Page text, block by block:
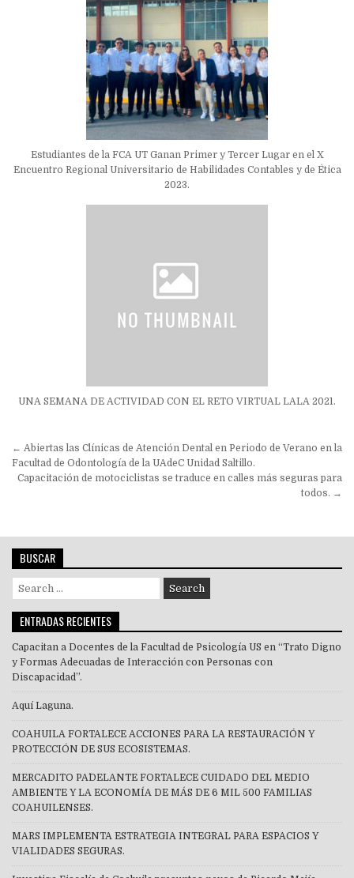
Estudiantes de la FCA UT Ganan Primer y Tercer Lugar en el X
Encuentro Regional Universitario de Habilidades Contables y de Ética
2023.
UNA SEMANA DE ACTIVIDAD CON EL RETO VIRTUAL LALA 2021.
Navegación
de
entradas
← Abiertas las Clínicas de Atención Dental en Periodo de Verano en la
Facultad de Odontología de la UAdeC Unidad Saltillo.
Capacitación de motociclistas se traduce en calles más seguras para
todos. →
BUSCAR
Search
for:
ENTRADAS RECIENTES
Capacitan a Docentes de la Facultad de Psicología US en “Trato Digno
y Formas Adecuadas de Interacción con Personas con
Discapacidad”.
Aquí Laguna.
COAHUILA FORTALECE ACCIONES PARA LA RESTAURACIÓN Y
PROTECCIÓN DE SUS ECOSISTEMAS.
MERCADITO PA´DELANTE FORTALECE CUIDADO DEL MEDIO
AMBIENTE Y LA ECONOMÍA DE MÁS DE 6 MIL 500 FAMILIAS
COAHUILENSES.
MARS IMPLEMENTA ESTRATEGIA INTEGRAL PARA ESPACIOS Y
VIALIDADES SEGURAS.